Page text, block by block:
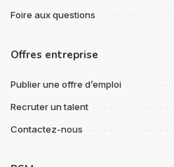
Foire aux questions
Offres entreprise
Publier une offre d’emploi
Recruter un talent
Contactez-nous